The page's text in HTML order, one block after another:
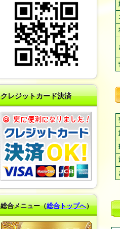
クレジットカード決済
総合メニュー（総合トップへ）